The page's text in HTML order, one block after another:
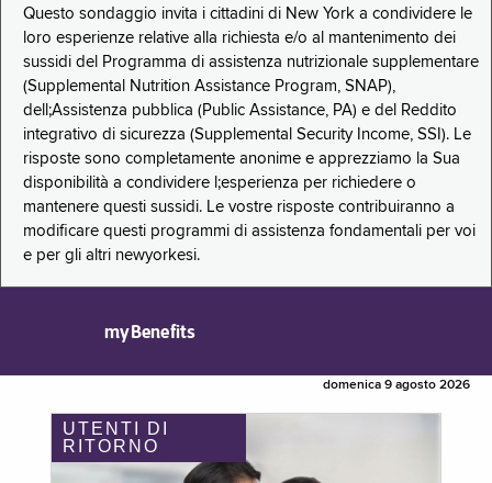
Questo sondaggio invita i cittadini di New York a condividere le
loro esperienze relative alla richiesta e/o al mantenimento dei
sussidi del Programma di assistenza nutrizionale supplementare
(Supplemental Nutrition Assistance Program, SNAP),
dell;Assistenza pubblica (Public Assistance, PA) e del Reddito
integrativo di sicurezza (Supplemental Security Income, SSI). Le
risposte sono completamente anonime e apprezziamo la Sua
disponibilità a condividere l;esperienza per richiedere o
mantenere questi sussidi. Le vostre risposte contribuiranno a
modificare questi programmi di assistenza fondamentali per voi
e per gli altri newyorkesi.
myBenefits
domenica 9 agosto 2026
UTENTI DI
RITORNO